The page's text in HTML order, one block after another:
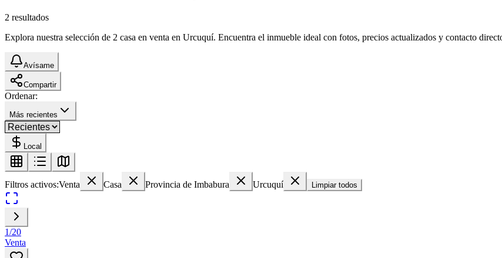
2 resultados
Explora nuestra selección de 2 casa en venta en Urcuquí. Encuentra el inmueble ideal con fotos, precios actualizados y contacto
Avísame
Compartir
Ordenar:
Más recientes
Local
Filtros activos:Venta Casa Provincia de Imbabura Urcuquí Limpiar todos
1/20
Venta